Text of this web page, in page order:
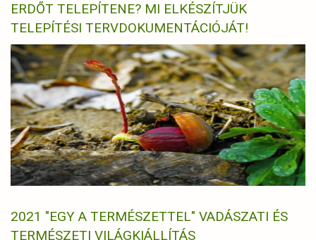
ERDŐT TELEPÍTENE? MI ELKÉSZÍTJÜK
TELEPÍTÉSI TERVDOKUMENTÁCIÓJÁT!
2021 "EGY A TERMÉSZETTEL" VADÁSZATI ÉS
TERMÉSZETI VILÁGKIÁLLÍTÁS